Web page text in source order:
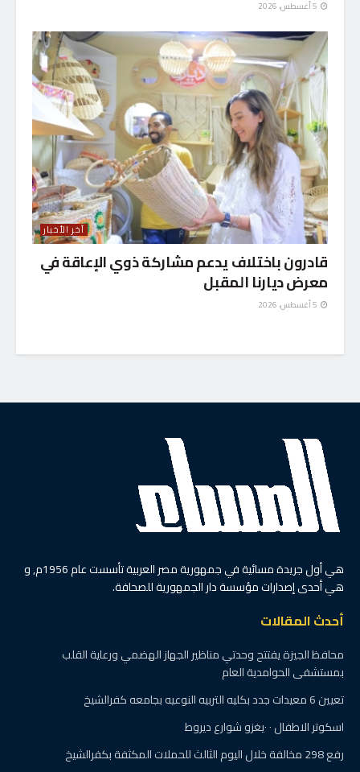
آخر الأخبار
قادرون باختلاف يدعم مشاركة ذوي الإعاقة في
معرض ديارنا المقبل
هي أول جريدة مسائية في جمهورية مصر العربية تأسست عام 1956م, و
هي أحدى إصدارات مؤسسة دار الجمهورية للصحافة.
أحدث المقالات
محافظ الجيزة يفتتح وحدتي مناظير الجهاز الهضمي ورعاية القلب
بمستشفى الحوامدية العام
تعيين 6 معيدات جدد بكليه التربيه النوعيه بجامعه كفرالشيخ
اسكوتر الاطفال ٠ ٠يغزو شوارع ديروط
رفع 298 مخالفة خلال اليوم الثالث للحملات المكثفة بكفرالشيخ